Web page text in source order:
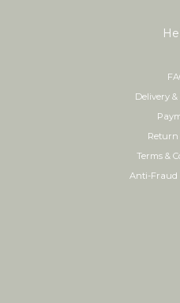
Delivery
Return
Terms &
Anti-Fraud